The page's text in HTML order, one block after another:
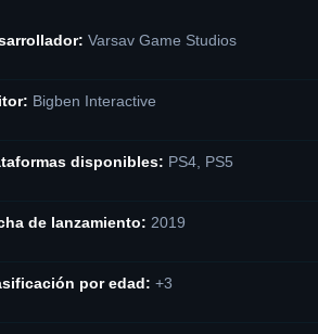
Varsav Game Studios
Bigben Interactive
disponibles: PS4, PS5
de lanzamiento: 2019
por edad: +3